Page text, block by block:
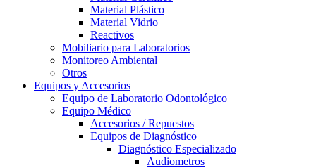
Material Plástico
Material Vidrio
Reactivos
Mobiliario para Laboratorios
Monitoreo Ambiental
Otros
Equipos y Accesorios
Equipo de Laboratorio Odontológico
Equipo Médico
Accesorios / Repuestos
Equipos de Diagnóstico
Diagnóstico Especializado
Audiometros